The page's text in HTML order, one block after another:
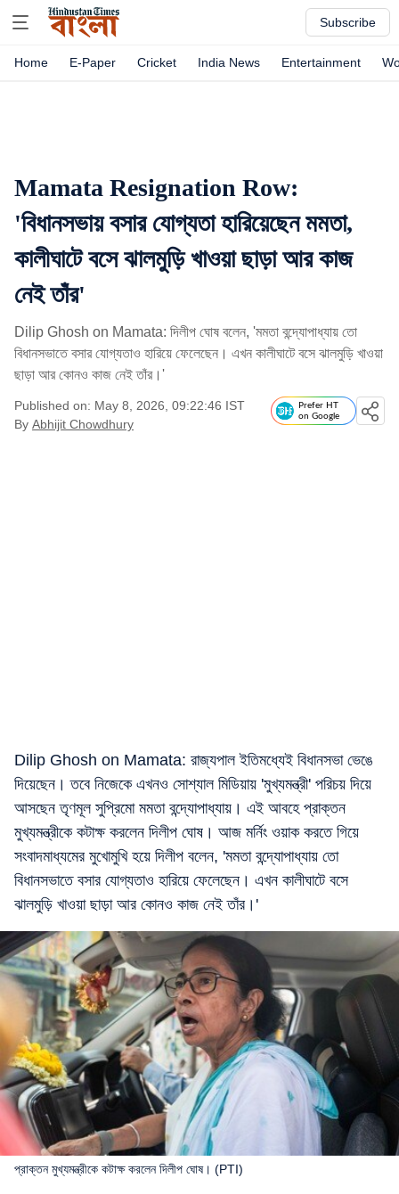
Subscribe
Home E-Paper Cricket India News Entertainment
Mamata Resignation Row:
'বিধানসভায় বসার যোগ্যতা হারিয়েছেন মমতা,
কালীঘাটে বসে ঝালমুড়ি খাওয়া ছাড়া আর কাজ
নেই তাঁর'
Dilip Ghosh on Mamata: দিলীপ ঘোষ বলেন, 'মমতা বন্দ্যোপাধ্যায় তো
বিধানসভাতে বসার যোগ্যতাও হারিয়ে ফেলেছেন। এখন কালীঘাটে বসে ঝালমুড়ি খাওয়া
ছাড়া আর কোনও কাজ নেই তাঁর।'
Published on: May 8, 2026, 09:22:46 IST
By Abhijit Chowdhury
Prefer HT
on Google
Dilip Ghosh on Mamata: রাজ্যপাল ইতিমধ্যেই বিধানসভা ভেঙে
দিয়েছেন। তবে নিজেকে এখনও সোশ্যাল মিডিয়ায় 'মুখ্যমন্ত্রী' পরিচয় দিয়ে
আসছেন তৃণমূল সুপ্রিমো মমতা বন্দ্যোপাধ্যায়। এই আবহে প্রাক্তন
মুখ্যমন্ত্রীকে কটাক্ষ করলেন দিলীপ ঘোষ। আজ মর্নিং ওয়াক করতে গিয়ে
সংবাদমাধ্যমের মুখোমুখি হয়ে দিলীপ বলেন, 'মমতা বন্দ্যোপাধ্যায় তো
বিধানসভাতে বসার যোগ্যতাও হারিয়ে ফেলেছেন। এখন কালীঘাটে বসে
ঝালমুড়ি খাওয়া ছাড়া আর কোনও কাজ নেই তাঁর।'
প্রাক্তন মুখ্যমন্ত্রীকে কটাক্ষ করলেন দিলীপ ঘোষ। (PTI)